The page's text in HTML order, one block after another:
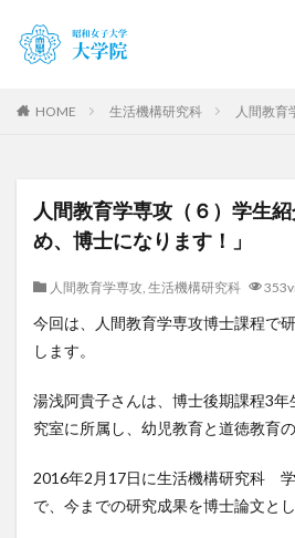
HOME 生活機構研究科 人間教育
人間教育学専攻（６）学生
め、博士になります！」
人間教育学専攻, 生活機構研究科
今回は、人間教育学専攻博士課程で
します。
湯浅阿貴子さんは、博士後期課程3
究室に所属し、幼児教育と道徳教育
2016年2月17日に生活機構研究科
で、今までの研究成果を博士論文と